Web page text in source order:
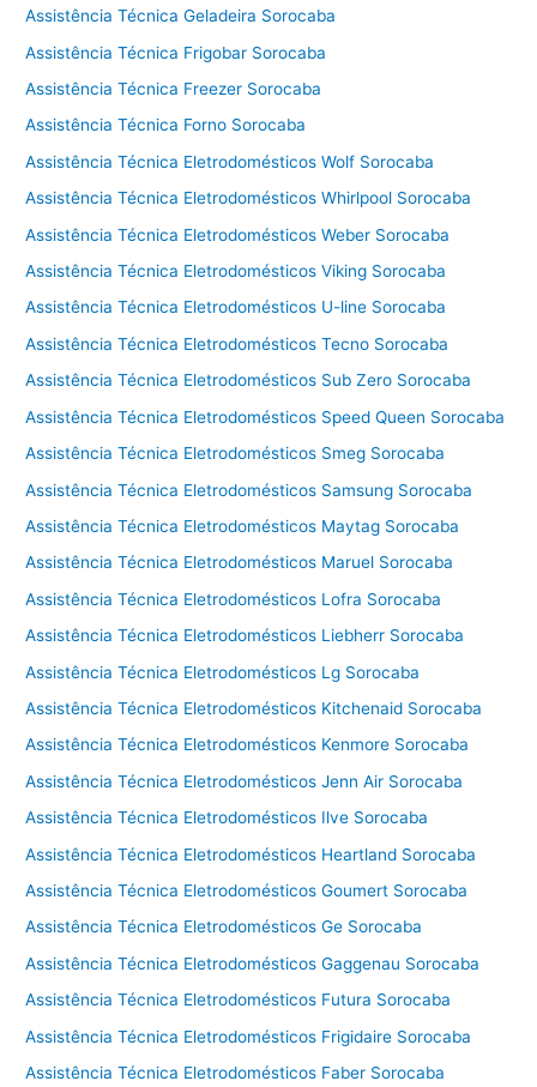
Assistência Técnica Geladeira Sorocaba
Assistência Técnica Frigobar Sorocaba
Assistência Técnica Freezer Sorocaba
Assistência Técnica Forno Sorocaba
Assistência Técnica Eletrodomésticos Wolf Sorocaba
Assistência Técnica Eletrodomésticos Whirlpool Sorocaba
Assistência Técnica Eletrodomésticos Weber Sorocaba
Assistência Técnica Eletrodomésticos Viking Sorocaba
Assistência Técnica Eletrodomésticos U-line Sorocaba
Assistência Técnica Eletrodomésticos Tecno Sorocaba
Assistência Técnica Eletrodomésticos Sub Zero Sorocaba
Assistência Técnica Eletrodomésticos Speed Queen Sorocaba
Assistência Técnica Eletrodomésticos Smeg Sorocaba
Assistência Técnica Eletrodomésticos Samsung Sorocaba
Assistência Técnica Eletrodomésticos Maytag Sorocaba
Assistência Técnica Eletrodomésticos Maruel Sorocaba
Assistência Técnica Eletrodomésticos Lofra Sorocaba
Assistência Técnica Eletrodomésticos Liebherr Sorocaba
Assistência Técnica Eletrodomésticos Lg Sorocaba
Assistência Técnica Eletrodomésticos Kitchenaid Sorocaba
Assistência Técnica Eletrodomésticos Kenmore Sorocaba
Assistência Técnica Eletrodomésticos Jenn Air Sorocaba
Assistência Técnica Eletrodomésticos Ilve Sorocaba
Assistência Técnica Eletrodomésticos Heartland Sorocaba
Assistência Técnica Eletrodomésticos Goumert Sorocaba
Assistência Técnica Eletrodomésticos Ge Sorocaba
Assistência Técnica Eletrodomésticos Gaggenau Sorocaba
Assistência Técnica Eletrodomésticos Futura Sorocaba
Assistência Técnica Eletrodomésticos Frigidaire Sorocaba
Assistência Técnica Eletrodomésticos Faber Sorocaba